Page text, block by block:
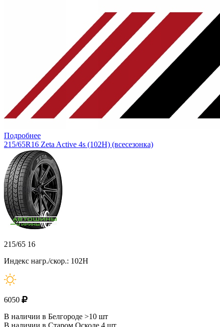
Подробнее
215/65R16 Zeta Active 4s (102H) (всесезонка)
215/65 16
Индекс нагр./скор.: 102H
6050
В наличии в Белгороде >10 шт
В наличии в Старом Осколе 4 шт